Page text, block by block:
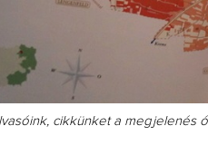
cikkünket a megjelenés